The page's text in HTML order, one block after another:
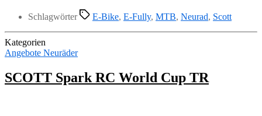
Schlagwörter E-Bike, E-Fully, MTB, Neurad, Scott
Kategorien
Angebote Neuräder
SCOTT Spark RC World Cup TR